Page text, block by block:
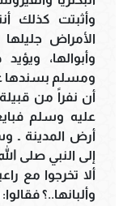
وأثبتت كذلك
الأمراض
وأبوالها،
ومسلم بسندها
أن نفراً من
عليه وسلم
أرض المدينة
إلى النبي صلى
ألا تخرجوا مع
وألبانها..؟